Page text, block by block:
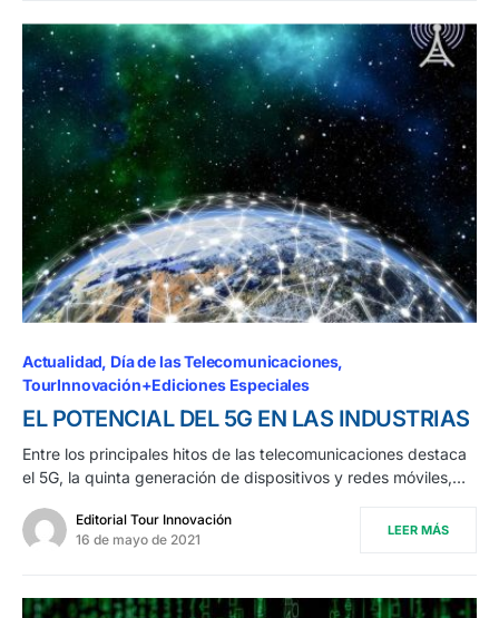
Actualidad Día de las Telecomunicaciones
TourInnovación+Ediciones Especiales
EL POTENCIAL DEL 5G EN LAS INDUSTRIAS
Entre los principales hitos de las telecomunicaciones destaca
el 5G, la quinta generación de dispositivos y redes móviles,…
Editorial Tour Innovación
16 de mayo de 2021
LEER MÁS